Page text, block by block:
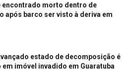
encontrado morto dentro de
após barco ser visto à deriva em
estado de decomposição é
imóvel invadido em Guaratuba